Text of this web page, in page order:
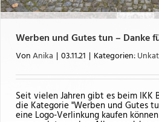
Werben und Gutes tun – Danke
VonAnika | 03.11.21 | Kategorien:
Seit vielen Jahren gibt es beim IKK
die Kategorie "Werben und Gutes
eine Logo-Verlinkung kaufen